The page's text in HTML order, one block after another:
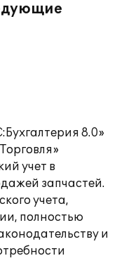
8.0»
учет в
запчастей.
учета,
полностью
и